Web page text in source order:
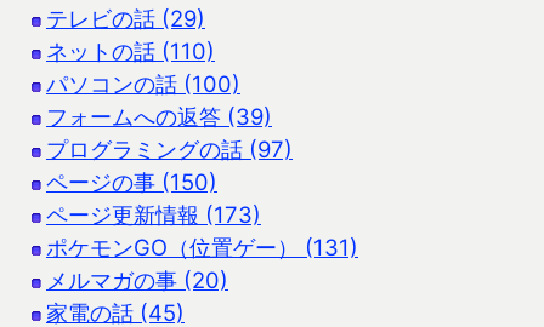
テレビの話 (29)
ネットの話 (110)
パソコンの話 (100)
フォームへの返答 (39)
プログラミングの話 (97)
ページの事 (150)
ページ更新情報 (173)
ポケモンGO（位置ゲー） (131)
メルマガの事 (20)
家電の話 (45)